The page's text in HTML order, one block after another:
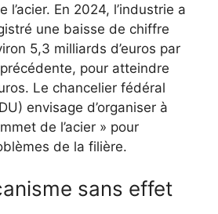
l’acier. En 2024, l’industrie a
une baisse de chiffre
5,3 milliards d’euros par
pour atteindre
Le chancelier fédéral
envisage d’organiser à
de l’acier » pour
de la filière.
sans effet